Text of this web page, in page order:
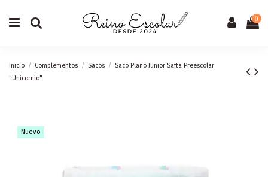
0
Inicio Complementos Sacos
Saco Plano Junior Safta Preescolar
"Unicornio"
Nuevo